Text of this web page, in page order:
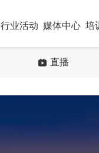
行业活动 媒体中心 培
直播